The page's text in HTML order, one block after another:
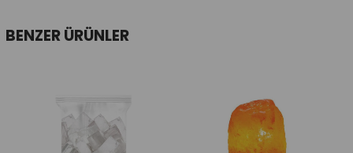
BENZER ÜRÜNLER